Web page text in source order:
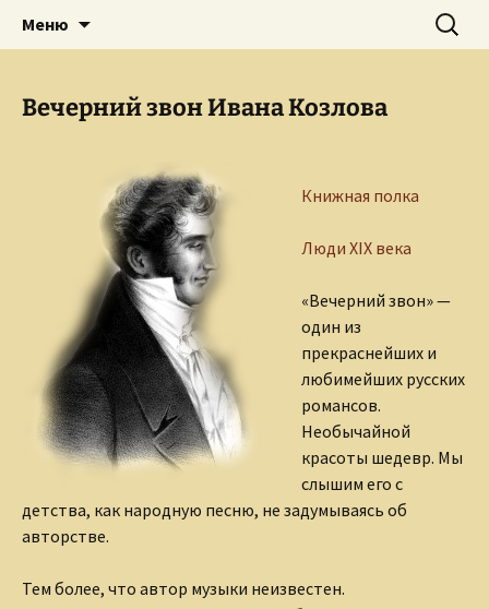
Сайт Ольги Грибановой
Творческое пространство писателя,
поэта, публициста, литературоведа
Меню Найти:
Вечерний звон Ивана Козлова
Книжная полка
Люди XIX века
«Вечерний звон» —
один из
прекраснейших и
любимейших русских
романсов.
Необычайной
красоты шедевр. Мы
слышим его с
детства, как народную песню, не задумываясь об
авторстве.
Тем более, что автор музыки неизвестен.